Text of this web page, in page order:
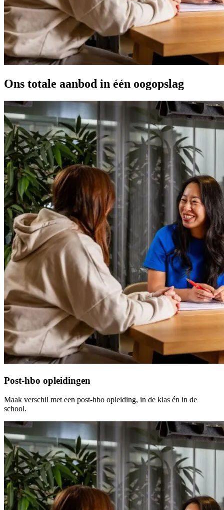
Ons totale aanbod in één oogopslag
Post-hbo opleidingen
Maak verschil met een post-hbo opleiding, in de klas én in de
school.